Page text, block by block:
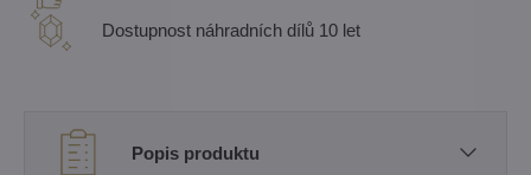
Dostupnost náhradních dílů 10 let
Popis produktu